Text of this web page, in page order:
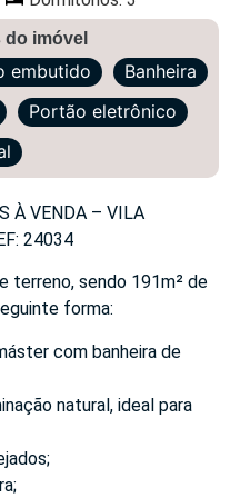
imóvel
embutido
Banheira
Portão eletrônico
À VENDA – VILA
24034
terreno, sendo 191m² de
forma:
com banheira de
natural, ideal para